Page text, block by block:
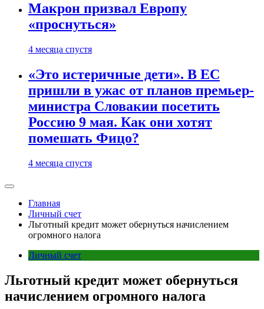
Макрон призвал Европу
«проснуться»
4 месяца спустя
«Это истеричные дети». В ЕС
пришли в ужас от планов премьер-
министра Словакии посетить
Россию 9 мая. Как они хотят
помешать Фицо?
4 месяца спустя
Главная
Личный счет
Льготный кредит может обернуться начислением
огромного налога
Личный счет
Льготный кредит может обернуться
начислением огромного налога